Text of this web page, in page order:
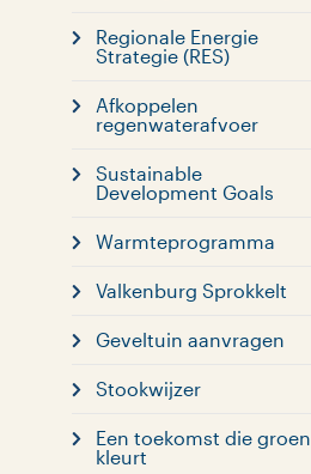
Regionale Energie
Strategie (RES)
Afkoppelen
regenwaterafvoer
Sustainable
Development Goals
Warmteprogramma
Valkenburg Sprokkelt
Geveltuin aanvragen
Stookwijzer
Een toekomst die groen
kleurt